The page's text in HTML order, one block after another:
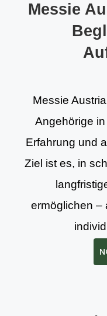
Messie
Messie
Angehörige
Erfahrung und
Ziel ist es, in
ermöglichen –